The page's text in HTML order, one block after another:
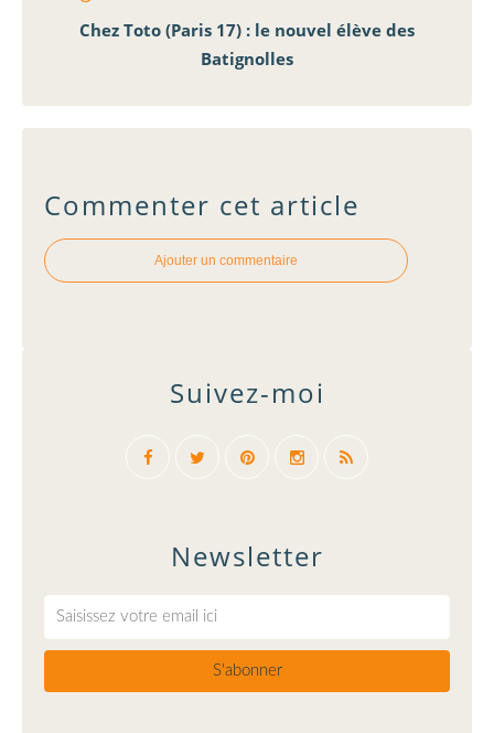
Chez Toto (Paris 17) : le nouvel élève des
Batignolles
Commenter cet article
Ajouter un commentaire
Newsletter
Suivez-moi